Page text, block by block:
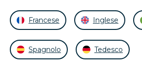
Francese Inglese
Spagnolo Tedesco